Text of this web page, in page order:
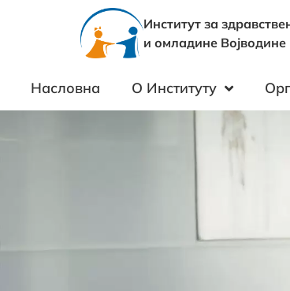
Институт за
и омладине Војводине
Насловна О Институту